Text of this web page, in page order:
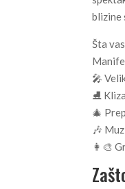
blizine
Šta
🎤
⛸️
🎄
🎶
👩‍🎨